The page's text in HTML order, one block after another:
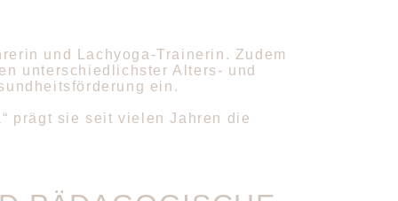
und Lachyoga-Trainerin. Zudem
unterschiedlichster Alters- und
ein.
prägt sie seit vielen Jahren die